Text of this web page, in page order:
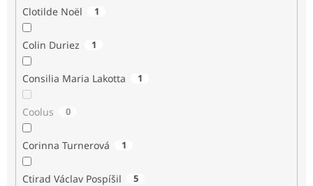
Clotilde Noël 1
Colin Duriez 1
Consilia Maria Lakotta 1
Coolus 0
Corinna Turnerová 1
Ctirad Václav Pospíšil 5